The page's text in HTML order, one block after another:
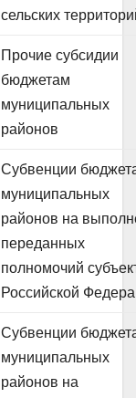
сельских
Прочие субсидии
бюджетам
муниципальных
районов
Субвенции
муниципальных
районов на
переданных
полномочий
Российской
Субвенции
муниципальных
районов на